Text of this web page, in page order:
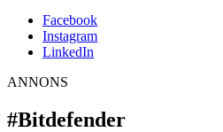
Facebook
Instagram
LinkedIn
ANNONS
#Bitdefender